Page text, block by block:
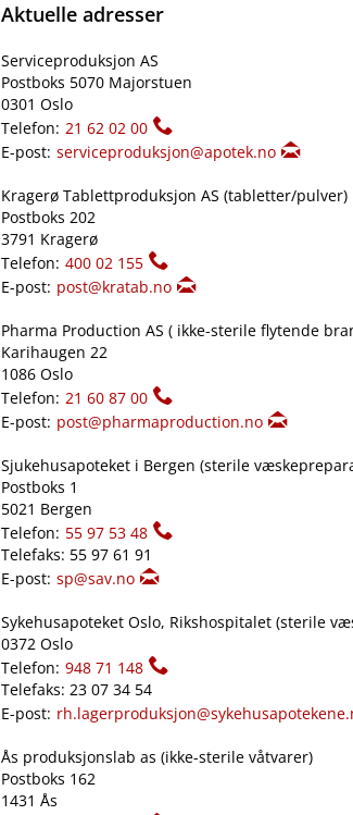
Aktuelle adresser
Serviceproduksjon AS
Postboks 5070 Majorstuen
0301 Oslo
Telefon: 21 62 02 00
E-post: serviceproduksjon@apotek.no
Kragerø Tablettproduksjon AS (tabletter​/​pulver)
Postboks 202
3791 Kragerø
Telefon: 400 02 155
E-post: post@kratab.no
Pharma Production AS ( ikke-sterile flytende
Karihaugen 22
1086 Oslo
Telefon: 21 60 87 00
E-post: post@pharmaproduction.no
Sjukehusapoteket i Bergen (sterile
Postboks 1
5021 Bergen
Telefon: 55 97 53 48
Telefaks: 55 97 61 91
E-post: sp@sav.no
Sykehusapoteket Oslo, Rikshospitalet (sterile
0372 Oslo
Telefon: 948 71 148
Telefaks: 23 07 34 54
E-post:
Ås produksjonslab as (ikke-sterile våtvarer)
Postboks 162
1431 Ås